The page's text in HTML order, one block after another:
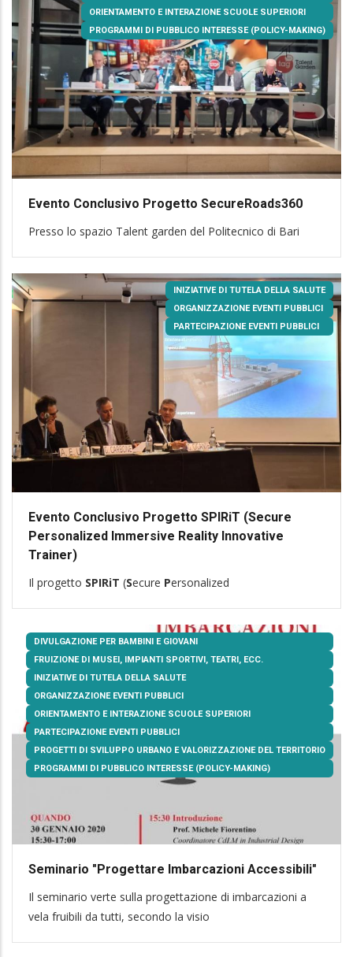
ORIENTAMENTO E INTERAZIONE SCUOLE SUPERIORI
PROGRAMMI DI PUBBLICO INTERESSE (POLICY-MAKING)
Evento Conclusivo Progetto SecureRoads360
Presso lo spazio Talent garden del Politecnico di Bari
INIZIATIVE DI TUTELA DELLA SALUTE
ORGANIZZAZIONE EVENTI PUBBLICI
PARTECIPAZIONE EVENTI PUBBLICI
Evento Conclusivo Progetto SPIRiT (Secure
Personalized Immersive Reality Innovative
Trainer)
Il progetto SPIRiT (Secure Personalized
DIVULGAZIONE PER BAMBINI E GIOVANI
FRUIZIONE DI MUSEI, IMPIANTI SPORTIVI, TEATRI, ECC.
INIZIATIVE DI TUTELA DELLA SALUTE
ORGANIZZAZIONE EVENTI PUBBLICI
ORIENTAMENTO E INTERAZIONE SCUOLE SUPERIORI
PARTECIPAZIONE EVENTI PUBBLICI
PROGETTI DI SVILUPPO URBANO E VALORIZZAZIONE DEL TERRITORIO
PROGRAMMI DI PUBBLICO INTERESSE (POLICY-MAKING)
Seminario "Progettare Imbarcazioni Accessibili"
Il seminario verte sulla progettazione di imbarcazioni a
vela fruibili da tutti, secondo la visio